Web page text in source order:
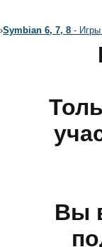
›Symbian 6, 7, 8 -
Вы